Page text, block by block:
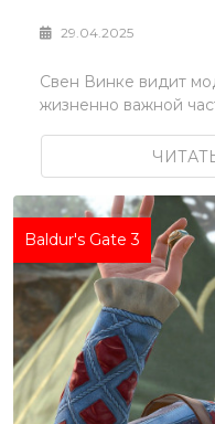
29.04.2025
Свен Винке видит
жизненно важной
Baldur's Gate 3